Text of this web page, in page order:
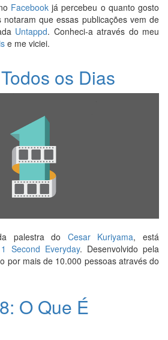
Facebookjá percebeu o quanto gosto
que essas publicações vem de
Untappd. Conheci-a através do meu
e me viciei.
os Dias
palestra do Cesar Kuriyama, está
1 Second Everyday. Desenvolvido pela
por mais de 10.000 pessoas através do
O Que É